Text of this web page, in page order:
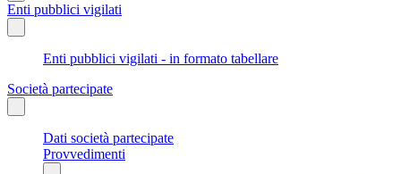
Enti pubblici vigilati
Enti pubblici vigilati - in formato tabellare
Società partecipate
Dati società partecipate
Provvedimenti